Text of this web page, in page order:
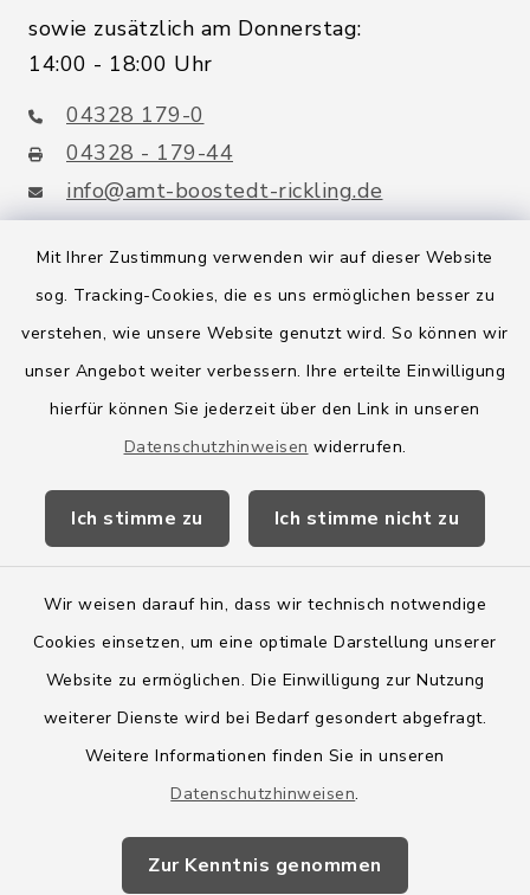
Mit Ihrer Zustimmung verwenden wir auf dieser Website
sog. Tracking-Cookies, die es uns ermöglichen besser zu
verstehen, wie unsere Website genutzt wird. So können wir
unser Angebot weiter verbessern. Ihre erteilte Einwilligung
hierfür können Sie jederzeit über den Link in unseren
Datenschutzhinweisen widerrufen.
Ich stimme zu Ich stimme nicht zu
Wir weisen darauf hin, dass wir technisch notwendige
Cookies einsetzen, um eine optimale Darstellung unserer
Website zu ermöglichen. Die Einwilligung zur Nutzung
weiterer Dienste wird bei Bedarf gesondert abgefragt.
Weitere Informationen finden Sie in unseren
Datenschutzhinweisen.
Zur Kenntnis genommen
sowie zusätzlich am Donnerstag:
14:00 - 18:00 Uhr
04328 179-0
04328 - 179-44
info@amt-boostedt-rickling.de
Quicklinks
Amt Boostedt-Rickling
Amtsbroschüre
Wege-Zweckverband
Barrierefreiheit
Impressum